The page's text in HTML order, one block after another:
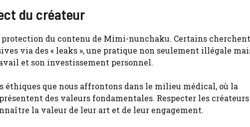
du créateur
du contenu de Mimi-nunchaku. Certains
via des « leaks », une pratique non seulement illégale
et son investissement personnel.
que nous affrontons dans le milieu médical, où la
des valeurs fondamentales. Respecter les créateurs
la valeur de leur art et de leur engagement.